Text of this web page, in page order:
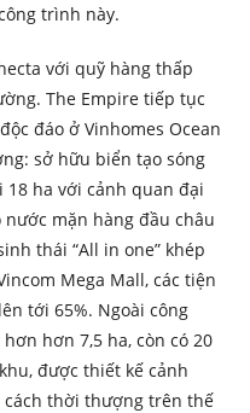
trình này.
với quỹ hàng thấp
The Empire tiếp tục
đáo ở Vinhomes Ocean
sở hữu biển tạo sóng
ha với cảnh quan đại
mặn hàng đầu châu
thái “All in one” khép
Mega Mall, các tiện
tới 65%. Ngoài công
hơn 7,5 ha, còn có 20
được thiết kế cảnh
thời thượng trên thế